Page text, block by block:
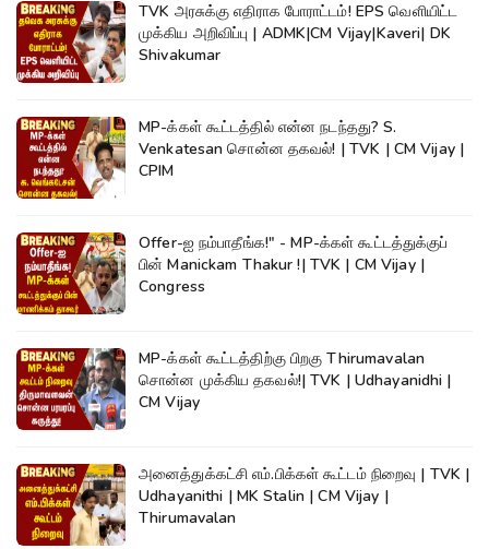
TVK அரசுக்கு எதிராக போராட்டம்! EPS வெளியிட்ட
முக்கிய அறிவிப்பு | ADMK|CM Vijay|Kaveri| DK
Shivakumar
MP-க்கள் கூட்டத்தில் என்ன நடந்தது? S.
Venkatesan சொன்ன தகவல்! | TVK | CM Vijay |
CPIM
Offer-ஐ நம்பாதீங்க!" - MP-க்கள் கூட்டத்துக்குப்
பின் Manickam Thakur !| TVK | CM Vijay |
Congress
MP-க்கள் கூட்டத்திற்கு பிறகு Thirumavalan
சொன்ன முக்கிய தகவல்!| TVK | Udhayanidhi |
CM Vijay
அனைத்துக்கட்சி எம்.பிக்கள் கூட்டம் நிறைவு | TVK |
Udhayanithi | MK Stalin | CM Vijay |
Thirumavalan